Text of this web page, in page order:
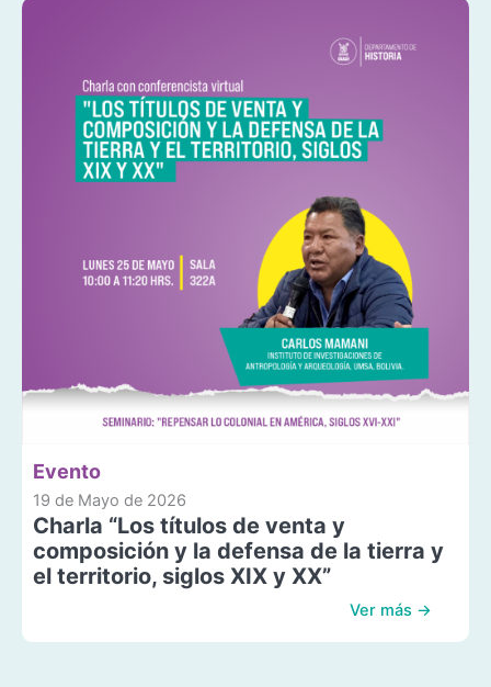
Evento
19 de Mayo de 2026
Charla “Los títulos de venta y
composición y la defensa de la tierra y
el territorio, siglos XIX y XX”
Ver más →